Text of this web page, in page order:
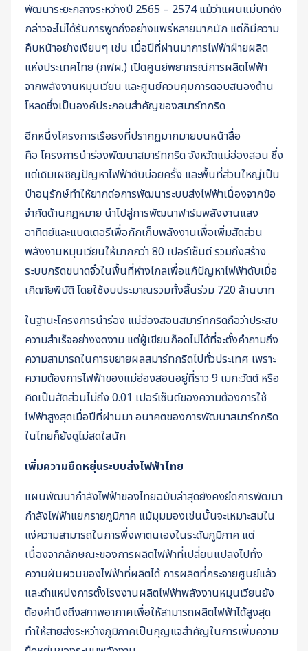
พัฒนาระยะกลางระหว่างปี 2565 – 2574 แม้ว่าแผนแม่บทดัง
กล่าวจะไม่ได้รับการพูดถึงอย่างแพร่หลายมากนัก แต่ก็มีความ
คืบหน้าอย่างเงียบๆ เช่น เมื่อปีที่ผ่านมาการไฟฟ้าฝ่ายผลิต
แห่งประเทศไทย (กฟผ.) เปิดศูนย์พยากรณ์การผลิตไฟฟ้า
จากพลังงานหมุนเวียน และศูนย์ควบคุมการตอบสนองด้าน
โหลดซึ่งเป็นองค์ประกอบสำคัญของสมาร์ทกริด
อีกหนึ่งโครงการเรือธงที่ปรากฏมากมายบนหน้าสื่อ
คือ โครงการนำร่องพัฒนาสมาร์ทกริด จังหวัดแม่ฮ่องสอนซึ่ง
แต่เดิมเผชิญปัญหาไฟฟ้าดับบ่อยครั้ง และพื้นที่ส่วนใหญ่เป็น
ป่าอนุรักษ์ทำให้ยากต่อการพัฒนาระบบส่งไฟฟ้าเนื่องจากข้อ
จำกัดด้านกฎหมาย นำไปสู่การพัฒนาฟาร์มพลังงานแสง
อาทิตย์และแบตเตอรีเพื่อกักเก็บพลังงานเพื่อเพิ่มสัดส่วน
พลังงานหมุนเวียนให้มากกว่า 80 เปอร์เซ็นต์ รวมถึงสร้าง
ระบบกริดขนาดจิ๋วในพื้นที่ห่างไกลเพื่อแก้ปัญหาไฟฟ้าดับเมื่อ
เกิดภัยพิบัติโดยใช้งบประมาณรวมทั้งสิ้นร่วม 720 ล้านบาท
ในฐานะโครงการนำร่อง แม่ฮ่องสอนสมาร์ทกริดถือว่าประสบ
ความสำเร็จอย่างงดงาม แต่ผู้เขียนก็อดไม่ได้ที่จะตั้งคำถามถึง
ความสามารถในการขยายผลสมาร์ทกริดไปทั่วประเทศ เพราะ
ความต้องการไฟฟ้าของแม่ฮ่องสอนอยู่ที่ราว 9 เมกะวัตต์ หรือ
คิดเป็นสัดส่วนไม่ถึง 0.01 เปอร์เซ็นต์ของความต้องการใช้
ไฟฟ้าสูงสุดเมื่อปีที่ผ่านมา อนาคตของการพัฒนาสมาร์ทกริด
ในไทยก็ยังดูไม่สดใสนัก
เพิ่มความยืดหยุ่นระบบส่งไฟฟ้าไทย
แผนพัฒนากำลังไฟฟ้าของไทยฉบับล่าสุดยังคงยึดการพัฒนา
กำลังไฟฟ้าแยกรายภูมิภาค แม้มุมมองเช่นนั้นจะเหมาะสมใน
แง่ความสามารถในการพึ่งพาตนเองในระดับภูมิภาค แต่
เนื่องจากลักษณะของการผลิตไฟฟ้าที่เปลี่ยนแปลงไปทั้ง
ความผันผวนของไฟฟ้าที่ผลิตได้ การผลิตที่กระจายศูนย์แล้ว
และตำแหน่งการตั้งโรงงานผลิตไฟฟ้าพลังงานหมุนเวียนยัง
ต้องคำนึงถึงสภาพอากาศเพื่อให้สามารถผลิตไฟฟ้าได้สูงสุด
ทำให้สายส่งระหว่างภูมิภาคเป็นกุญแจสำคัญในการเพิ่มความ